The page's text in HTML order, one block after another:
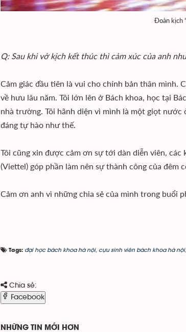
Đoàn kịch
Q: Sau khi vở kịch kết thúc thì cảm xúc của anh
Cảm giác đầu tiên là vui cho chính bản thân mình.
về hưu lâu năm. Tôi lớn lên ở Bách khoa, học tại
nhà trường. Tôi hãnh diện vì mình là một giọt
đáng tự hào như thế.
Tôi cũng xin được cảm ơn sự tới dàn diễn viên,
(Viettel) góp phần làm nên sự thành công của đêm
Cảm ơn anh vì những chia sẻ của mình trong buổi
Tags: đại học bách khoa hà nội, cựu sinh viên bách khoa hà nội,
Chia sẻ:
Facebook
NHỮNG TIN MỚI HƠN